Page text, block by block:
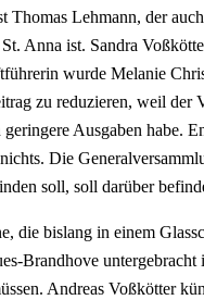
Thomas Lehmann, der
Anna ist. Sandra
wurde Melanie
zu reduzieren, weil der
geringere Ausgaben habe.
Die
soll, soll darüber
die bislang in einem
Brandhove
Andreas Voßkötter